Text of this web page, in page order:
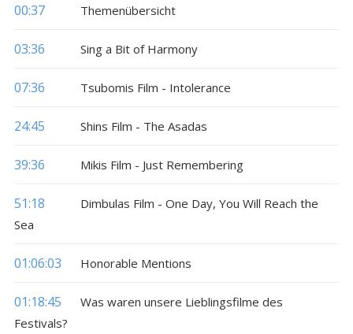
00:37 Themenübersicht
03:36 Sing a Bit of Harmony
07:36 Tsubomis Film - Intolerance
24:45 Shins Film - The Asadas
39:36 Mikis Film - Just Remembering
51:18
Dimbulas Film - One Day, You Will Reach the
Sea
01:06:03 Honorable Mentions
01:18:45
Was waren unsere Lieblingsfilme des
Festivals?